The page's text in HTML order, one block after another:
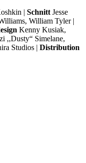
| Schnitt Jesse
William Tyler |
Kenny Kusiak,
,,Dusty“ Simelane,
Studios | Distribution